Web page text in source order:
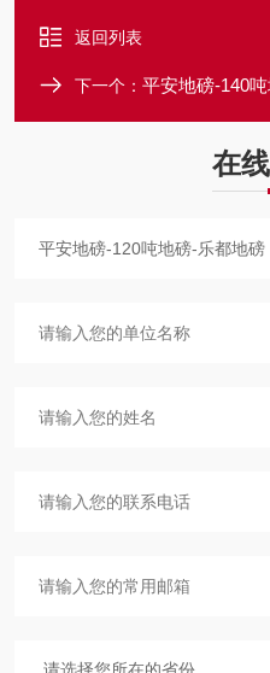
返回列表
下一个： 平安地磅-140
在